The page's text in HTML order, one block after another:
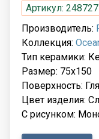
Артикул: 248727
Производитель:
Коллекция:
Тип керамики:
Размер: 75x150
Поверхность:
Цвет изделия:
С рисунком: